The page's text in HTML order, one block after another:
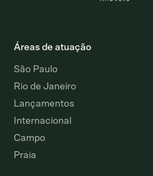
Áreas de atuação
São Paulo
Rio de Janeiro
Lançamentos
Internacional
Campo
Praia